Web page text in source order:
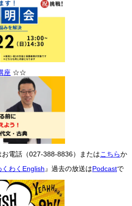
座 ☆☆
電話（027-388-8836）またはこちらか
くわくEnglish』過去の放送はPodcastで